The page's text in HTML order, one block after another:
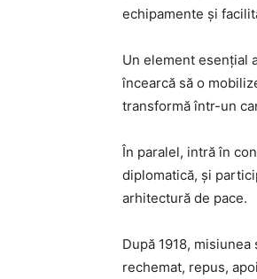
echipamente și
Un element esențial
încearcă să o
transformă într-un
În paralel, intră în
diplomatică, și
arhitectură de pace.
După 1918,
rechemat, repus,